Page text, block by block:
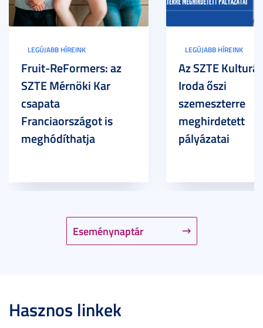
Eseménynaptár
LEGÚJABB HÍREINK
Fruit-ReFormers: az
SZTE Mérnöki Kar
csapata
Franciaországot is
meghódíthatja
LEGÚJABB HÍREINK
Az SZTE
Iroda őszi
szemeszterre
meghirdetett
pályázatai
Hasznos linkek